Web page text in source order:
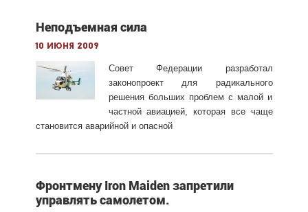
Неподъемная сила
10 июня 2009
Совет Федерации разработал
законопроект для радикального
решения больших проблем с малой и
частной авиацией, которая все чаще
становится аварийной и опасной
Фронтмену Iron Maiden запретили
управлять самолетом.